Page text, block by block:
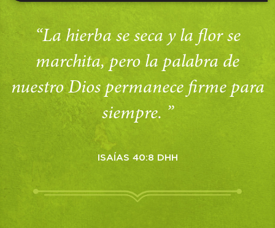
“La hierba se seca y la flor se
marchita, pero la palabra de
nuestro Dios permanece firme para
siempre. ”
ISAÍAS 40:8 DHH